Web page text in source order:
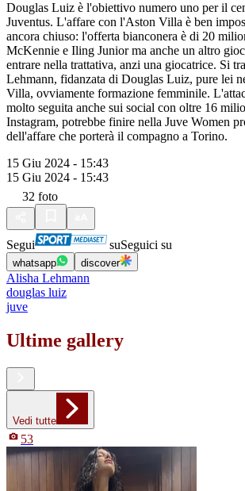
Douglas Luiz è l'obiettivo numero uno per il
Juventus. L'affare con l'Aston Villa è ben
ancora chiuso: l'offerta bianconera è di 20
McKennie e Iling Junior ma anche un altro
entrare nella trattativa, anzi una giocatrice. Si
Lehmann, fidanzata di Douglas Luiz, pure lei
Villa, ovviamente formazione femminile.
molto seguita anche sui social con oltre 16
Instagram, potrebbe finire nella Juve Women
dell'affare che porterà il compagno a Torino.
15 Giu 2024 - 15:43
15 Giu 2024 - 15:43
32 foto
Segui suSeguici su
whatsapp discover
Alisha Lehmann
douglas luiz
juve
Ultime gallery
Vedi tutte
53